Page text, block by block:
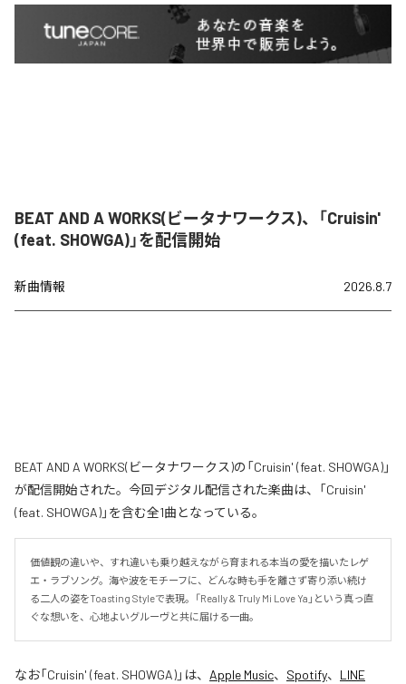
BEAT AND A WORKS(ビータナワークス)、「Cruisin'
(feat. SHOWGA)」を配信開始
新曲情報 2026.8.7
BEAT AND A WORKS(ビータナワークス)の「Cruisin' (feat. SHOWGA)」
が配信開始された。今回デジタル配信された楽曲は、「Cruisin'
(feat. SHOWGA)」を含む全1曲となっている。
価値観の違いや、すれ違いも乗り越えながら育まれる本当の愛を描いたレゲ
エ・ラブソング。海や波をモチーフに、どんな時も手を離さず寄り添い続け
る二人の姿をToasting Styleで表現。「Really & Truly Mi Love Ya」という真っ直
ぐな想いを、心地よいグルーヴと共に届ける一曲。
なお「Cruisin' (feat. SHOWGA)」は、 Apple Music、 Spotify、 LINE